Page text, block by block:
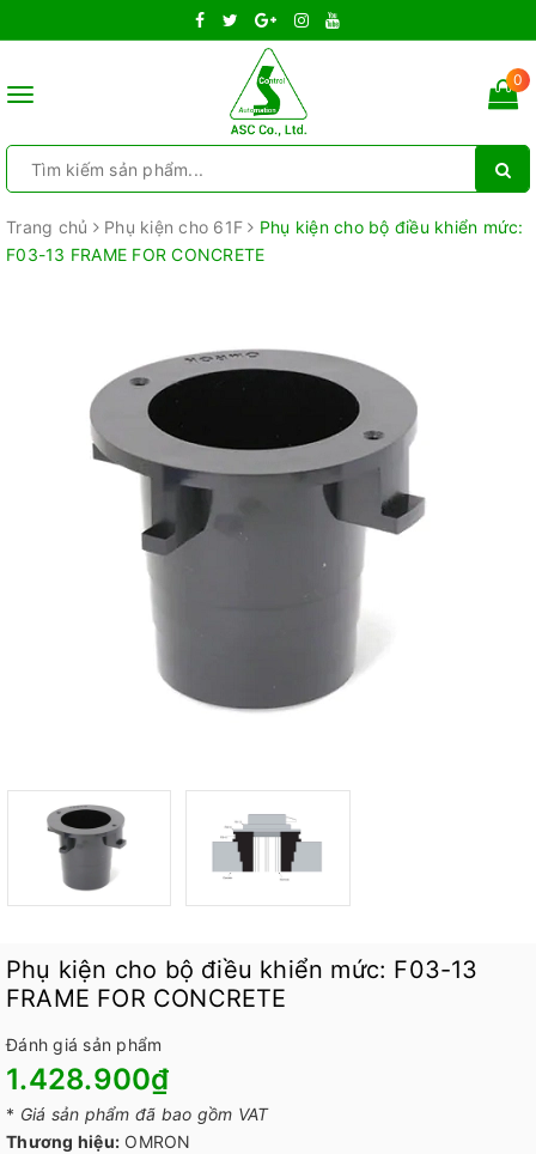
Toggle
0
Trang chủ Phụ kiện cho 61F
Phụ kiện cho bộ điều khiển mức:
F03-13 FRAME FOR CONCRETE
Phụ kiện cho bộ điều khiển mức: F03-13
FRAME FOR CONCRETE
Đánh giá sản phẩm
1.428.900₫
* Giá sản phẩm đã bao gồm VAT
Thương hiệu: OMRON